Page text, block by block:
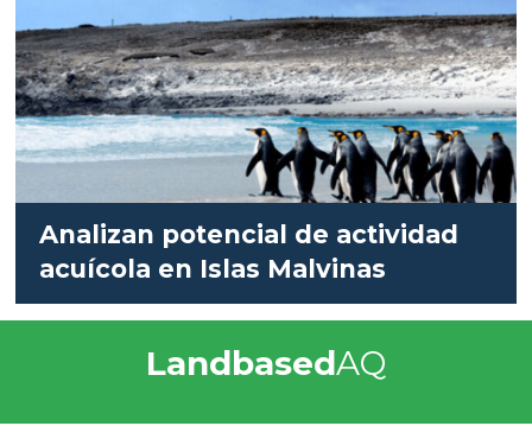
Analizan potencial de actividad
acuícola en Islas Malvinas
LandbasedAQ